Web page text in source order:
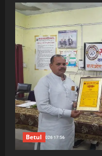
Betul